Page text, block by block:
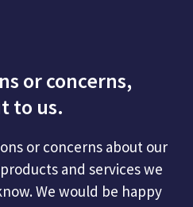
or concerns,
to us.
or concerns about our
and services we
We would be happy